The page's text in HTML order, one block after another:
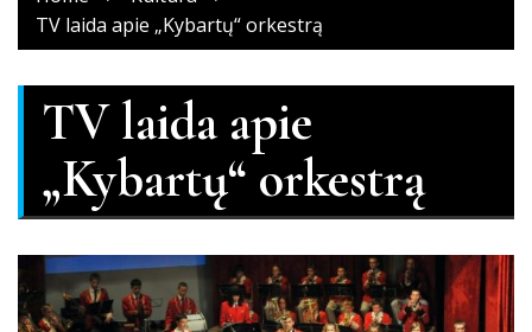
TV laida apie „Kybartų“ orkestrą
TV laida apie
„Kybartų“ orkestrą